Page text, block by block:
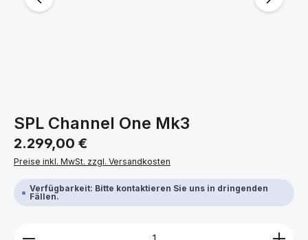
SPL Channel One Mk3
Regulärer Preis:
2.299,00 €
Preise inkl. MwSt. zzgl. Versandkosten
Verfügbarkeit: Bitte kontaktieren Sie uns in dringenden
Fällen.
Produkt Anzahl: Gib den gewünschten Wert ein